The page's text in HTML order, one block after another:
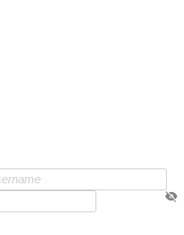
visibility_off